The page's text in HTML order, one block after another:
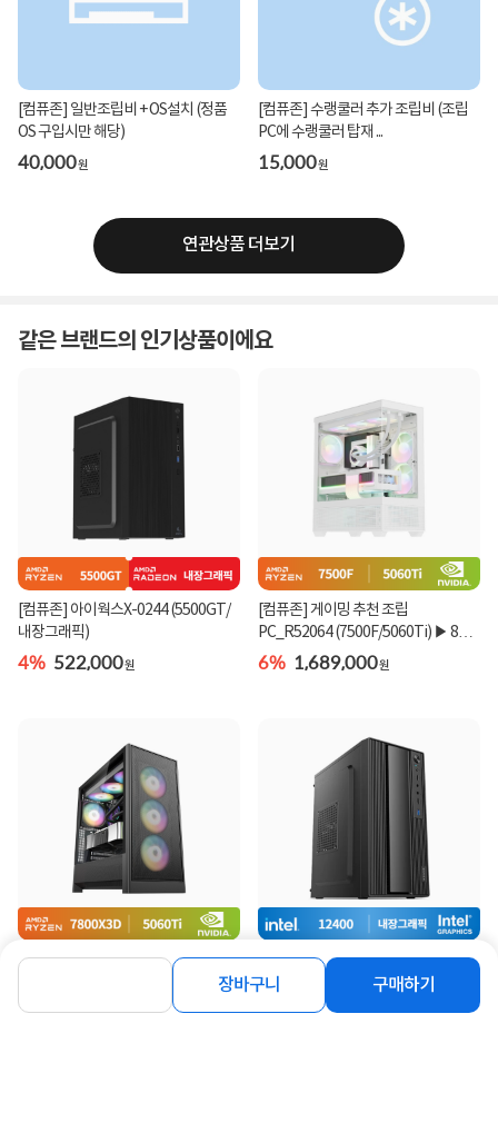
장바구니 구매하기
[컴퓨존] 일반조립비 + OS설치 (정품
OS 구입시만 해당)
40,000원
[컴퓨존] 수랭쿨러 추가 조립비 (조립
PC에 수랭쿨러 탑재 ...
15,000원
연관상품 더보기
같은 브랜드의 인기상품이에요
[컴퓨존] 아이웍스X-0244 (5500GT/
내장그래픽)
4% 522,000원
[컴퓨존] 게이밍 추천 조립
PC_R52064 (7500F/5060Ti) ▶ 8월
MD Pick ◀
6% 1,689,000원
[컴퓨존] 게이밍 추천 조립PC_R7877
(7800X3D/5060Ti) ▶ 8월 MD Pick
◀
6% 1,982,000원
[컴퓨존] 사무용 추천 조립PC_i51912
(12400/내장그래픽)
4% 659,000원